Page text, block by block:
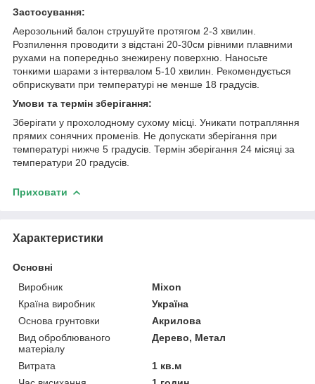
Застосування:
Аерозольний балон струшуйте протягом 2-3 хвилин.
Розпилення проводити з відстані 20-30см рівними плавними
рухами на попередньо знежирену поверхню. Наносьте
тонкими шарами з інтервалом 5-10 хвилин. Рекомендується
обприскувати при температурі не менше 18 градусів.
Умови та термін зберігання:
Зберігати у прохолодному сухому місці. Уникати потрапляння
прямих сонячних променів. Не допускати зберігання при
температурі нижче 5 градусів. Термін зберігання 24 місяці за
температури 20 градусів.
Приховати
Характеристики
Основні
Виробник
Mixon
Країна виробник
Україна
Основа грунтовки
Акрилова
Вид оброблюваного
матеріалу
Дерево, Метал
Витрата
1 кв.м